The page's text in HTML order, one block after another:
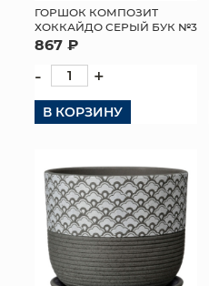
ГОРШОК КОМПОЗИТ
ХОККАЙДО СЕРЫЙ БУК №3
867 ₽
- +
В КОРЗИНУ